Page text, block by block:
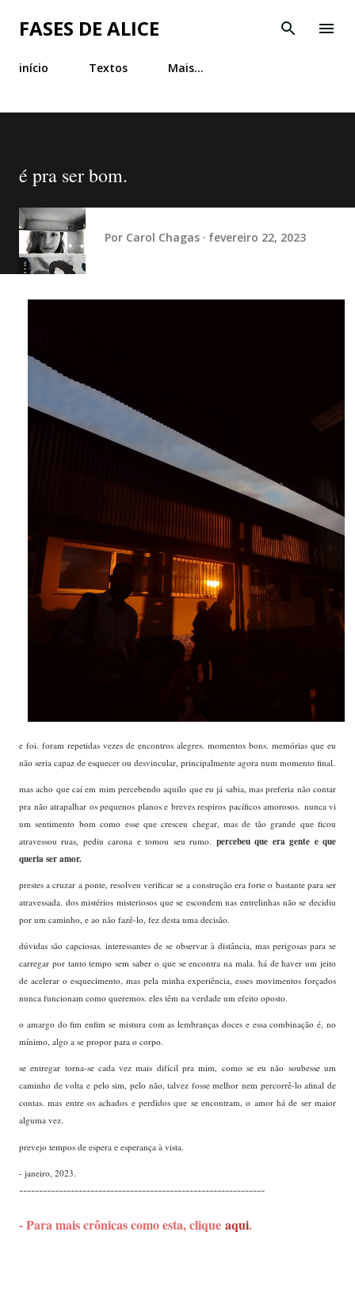
Pular para o conteúdo principal
FASES DE ALICE
início Textos Mais…
é pra ser bom.
Por Carol Chagas fevereiro 22, 2023
e foi. foram repetidas vezes de encontros alegres. momentos bons. memórias que eu
não seria capaz de esquecer ou desvincular, principalmente agora num momento final.
mas acho que caí em mim percebendo aquilo que eu já sabia, mas preferia não contar
pra não atrapalhar os pequenos planos e breves respiros pacíficos amorosos. nunca vi
um sentimento bom como esse que cresceu chegar, mas de tão grande que ficou
atravessou ruas, pediu carona e tomou seu rumo. percebeu que era gente e que
queria ser amor.
prestes a cruzar a ponte, resolveu verificar se a construção era forte o bastante para ser
atravessada. dos mistérios misteriosos que se escondem nas entrelinhas não se decidiu
por um caminho, e ao não fazê-lo, fez desta uma decisão.
dúvidas são capciosas. interessantes de se observar à distância, mas perigosas para se
carregar por tanto tempo sem saber o que se encontra na mala. há de haver um jeito
de acelerar o esquecimento, mas pela minha experiência, esses movimentos forçados
nunca funcionam como queremos. eles têm na verdade um efeito oposto.
o amargo do fim enfim se mistura com as lembranças doces e essa combinação é, no
mínimo, algo a se propor para o corpo.
se entregar torna-se cada vez mais difícil pra mim, como se eu não soubesse um
caminho de volta e pelo sim, pelo não, talvez fosse melhor nem percorrê-lo afinal de
contas. mas entre os achados e perdidos que se encontram, o amor há de ser maior
alguma vez.
prevejo tempos de espera e esperança à vista.
- janeiro, 2023.
--------------------------------------------------------------
- Para mais crônicas como esta, clique aqui.